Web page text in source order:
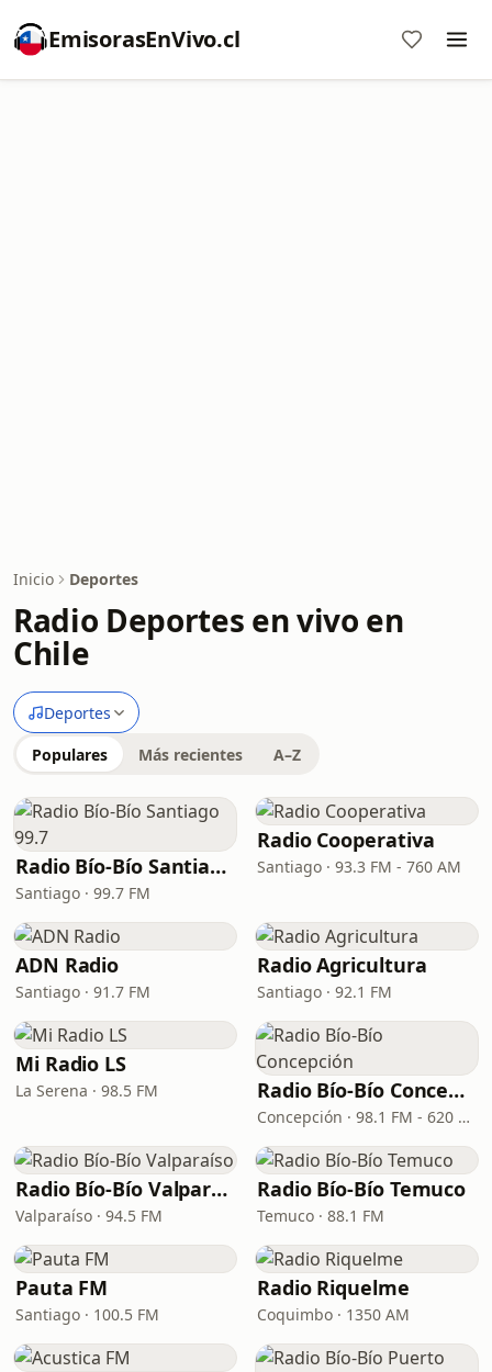
EmisorasEnVivo.cl
Inicio Deportes
Radio Deportes en vivo en
Chile
Deportes
Populares Más recientes A–Z
Radio Bío-Bío Santiago 99.7
Santiago · 99.7 FM
Radio Cooperativa
Santiago · 93.3 FM - 760 AM
ADN Radio
Santiago · 91.7 FM
Radio Agricultura
Santiago · 92.1 FM
Mi Radio LS
La Serena · 98.5 FM Radio Bío-Bío Concepción
Concepción · 98.1 FM - 620 AM
Radio Bío-Bío Valparaíso
Valparaíso · 94.5 FM
Radio Bío-Bío Temuco
Temuco · 88.1 FM
Pauta FM
Santiago · 100.5 FM
Radio Riquelme
Coquimbo · 1350 AM